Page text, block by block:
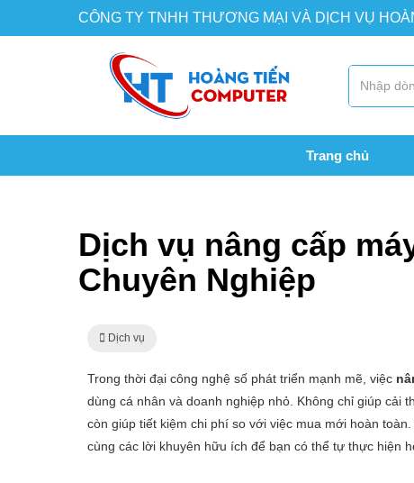
CÔNG TY TNHH THƯƠNG MẠI VÀ DỊCH VỤ
Trang chủ
Dịch vụ nâng cấp
Chuyên Nghiệp
Dịch vụ
Trong thời đại công nghệ số phát triển mạnh mẽ, việc
dùng cá nhân và doanh nghiệp nhỏ. Không chỉ giúp cải
còn giúp tiết kiệm chi phí so với việc mua mới hoàn
cùng các lời khuyên hữu ích để bạn có thể tự thực hiện